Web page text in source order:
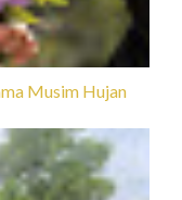
Musim Hujan